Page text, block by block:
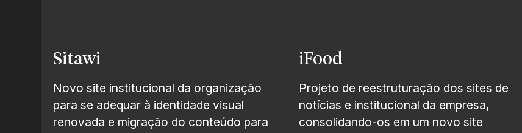
Sitawi
Novo site institucional da organização
para se adequar à identidade visual
renovada e migração do conteúdo para
iFood
Projeto de reestruturação dos sites de
notícias e institucional da empresa,
consolidando-os em um novo site